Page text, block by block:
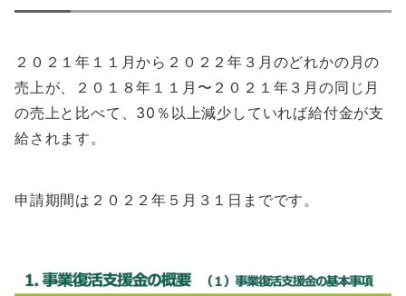
２０２１年１１月から２０２２年３月のどれかの月の
売上が、２０１８年１１月〜２０２１年３月の同じ月
の売上と比べて、30％以上減少していれば給付金が支
給されます。
申請期間は２０２２年５月３１日までです。